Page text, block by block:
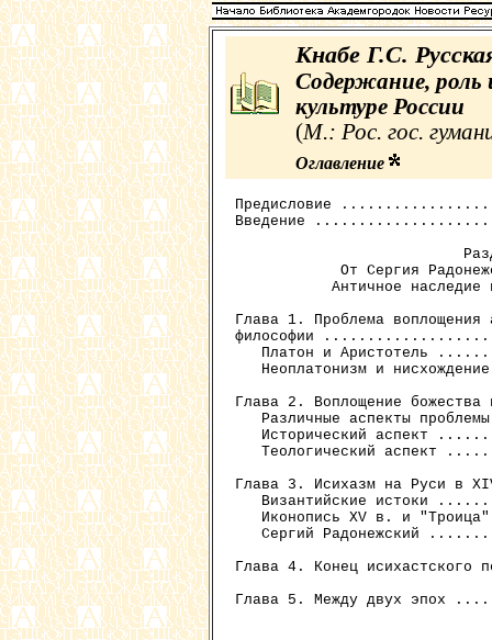
Кнабе Г.С.
Содержание, роль
культуре России
(М.: Рос. гос.
Оглавление
Предисловие
Введение
От Сергия
Античное наследие
Глава 1. Проблема воплощения
философии
Платон и Аристотель
Неоплатонизм и
Глава 2. Воплощение
Различные аспекты
Исторический аспект
Теологический аспект
Глава 3. Исихазм на
Византийские истоки
Иконопись XV в. и
Сергий Радонежский
Глава 4. Конец
Глава 5. Между двух